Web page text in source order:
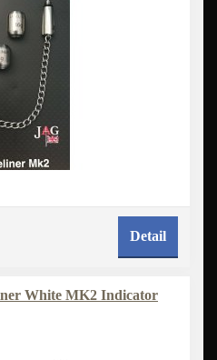
Detail
White MK2 Indicator